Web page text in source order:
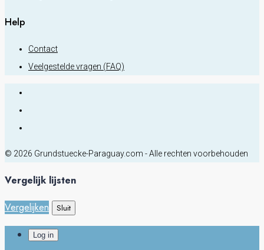
Help
Contact
Veelgestelde vragen (FAQ)
© 2026 Grundstuecke-Paraguay.com - Alle rechten voorbehouden
Vergelijk lijsten
Vergelijken
Sluit
Log in